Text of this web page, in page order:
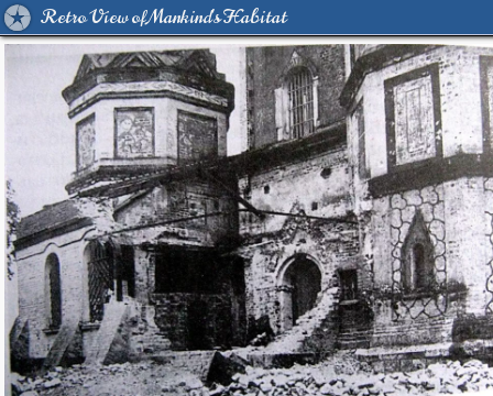
Retro View of Mankind's Habitat